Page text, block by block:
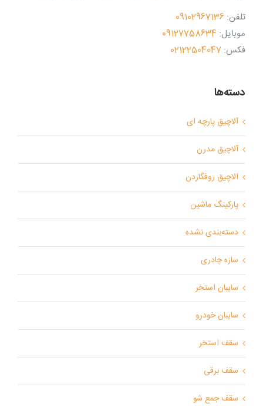
تلفن: 09102967136
موبایل: 09127758634
فکس: 02122504047
دسته‌ها
آلاچیق پارچه ای
آلاچیق مدرن
الاچیق روفگاردن
پارکینگ ماشین
دسته‌بندی نشده
سازه چادری
سایبان استخر
سایبان خودرو
سقف استخر
سقف برقی
سقف جمع شو